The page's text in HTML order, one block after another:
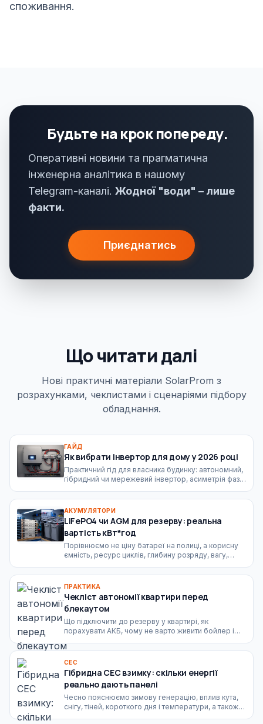
споживання.
Будьте на крок попереду.
Оперативні новини та прагматична
інженерна аналітика в нашому
Telegram-каналі. Жодної "води" – лише
факти.
Приєднатись
Що читати далі
Нові практичні матеріали SolarProm з
розрахунками, чеклистами і сценаріями підбору
обладнання.
ГАЙД
Як вибрати інвертор для дому у 2026 році
Практичний гід для власника будинку: автономний,
гібридний чи мережевий інвертор, асиметрія фаз,
помилки у кошторисах.
АКУМУЛЯТОРИ
LiFePO4 чи AGM для резерву: реальна
вартість кВт*год
Порівнюємо не ціну батареї на полиці, а корисну
ємність, ресурс циклів, глибину розряду, вагу,
експлуатації.
ПРАКТИКА
Чекліст автономії квартири перед
блекаутом
Що підключити до резерву у квартирі, як
порахувати АКБ, чому не варто живити бойлер і
точного розрахунку.
СЕС
Гібридна СЕС взимку: скільки енергії
реально дають панелі
Чесно пояснюємо зимову генерацію, вплив кута,
снігу, тіней, короткого дня і температури, а також